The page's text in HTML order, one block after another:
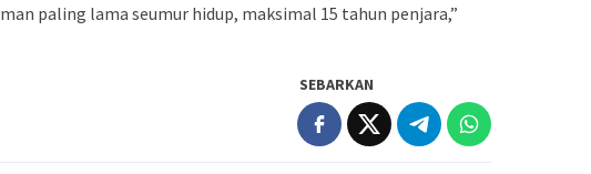
paling lama seumur hidup, maksimal 15 tahun penjara,”
SEBARKAN